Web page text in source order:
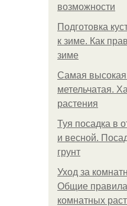
возможности
Подготовка
к зиме. Как
зиме
Самая высокая
метельчатая.
растения
Туя посадка в
и весной.
грунт
Уход за
Общие
комнатных